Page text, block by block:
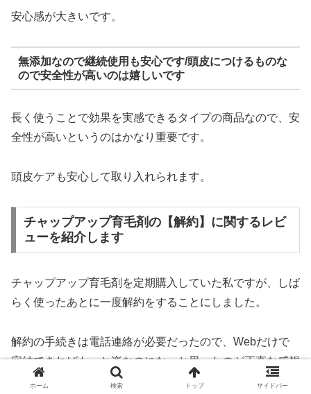
安心感が大きいです。
無添加なので継続使用も安心です/頭皮につけるものな
ので安全性が高いのは嬉しいです
長く使うことで効果を実感できるタイプの商品なので、安
全性が高いというのはかなり重要です。
頭皮ケアも安心して取り入れられます。
チャップアップ育毛剤の【解約】に関するレビ
ューを紹介します
チャップアップ育毛剤を定期購入していた私ですが、しば
らく使ったあとに一度解約をすることにしました。
解約の手続きは電話連絡が必要だったので、Webだけで
完結できればもっと楽なのにな…と思ったのが正直な感想
です。
ホーム 検索 トップ サイドバー